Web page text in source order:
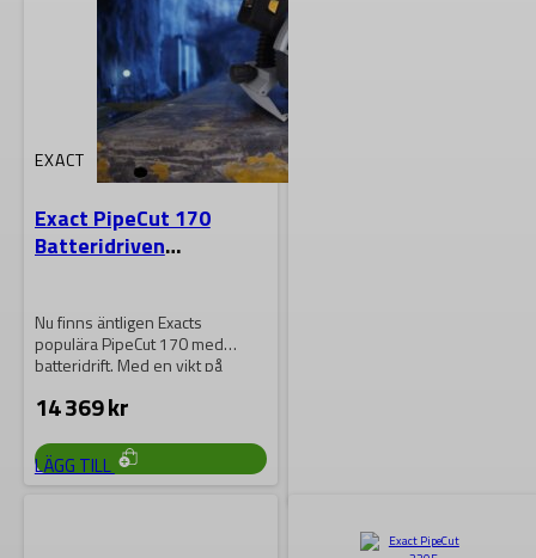
EXACT
Exact PipeCut 170
Batteridriven
Nu finns äntligen Exacts
populära PipeCut 170 med
batteridrift. Med en vikt på
14 369kr
LÄGG TILL